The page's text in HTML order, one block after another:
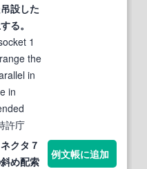
設した
る。
1
the
in
in
許庁
クタ７
斜め配索
例文帳に追加